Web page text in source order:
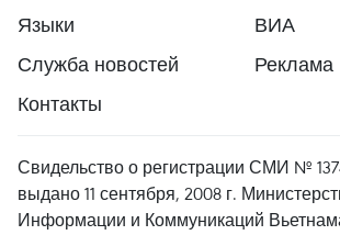
Языки
ВИА
Служба новостей
Реклама
Контакты
Свидельство о регистрации СМИ №
выдано 11 сентября, 2008 г.
Информации и Коммуникаций